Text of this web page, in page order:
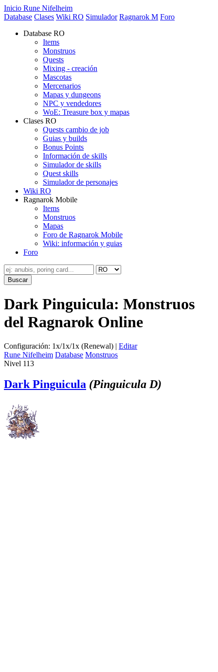
Inicio Rune Nifelheim
Database Clases Wiki RO Simulador Ragnarok M Foro
Database RO
Items
Monstruos
Quests
Mixing - creación
Mascotas
Mercenarios
Mapas y dungeons
NPC y vendedores
WoE: Treasure box y mapas
Clases RO
Quests cambio de job
Guias y builds
Bonus Points
Información de skills
Simulador de skills
Quest skills
Simulador de personajes
Wiki RO
Ragnarok Mobile
Items
Monstruos
Mapas
Foro de Ragnarok Mobile
Wiki: información y guias
Foro
Dark Pinguicula: Monstruos
del Ragnarok Online
Configuración: 1x/1x/1x (Renewal) | Editar
Rune Nifelheim Database Monstruos
Nivel 113
Dark Pinguicula (Pinguicula D)